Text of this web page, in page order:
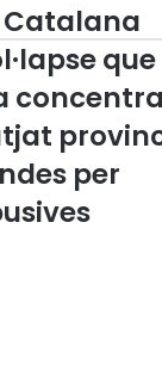
Catalana
que
per